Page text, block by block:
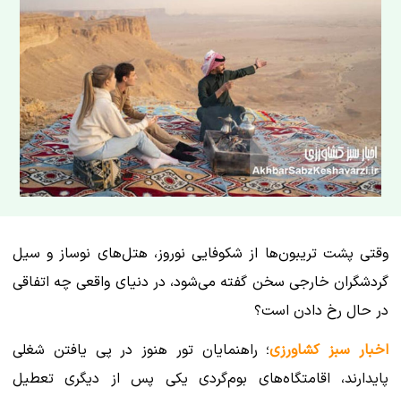
وقتی پشت تریبون‌ها از شکوفایی نوروز، هتل‌های نوساز و سیل
گردشگران خارجی سخن گفته می‌شود، در دنیای واقعی چه اتفاقی
در حال رخ دادن است؟
اخبار سبز کشاورزی؛ راهنمایان تور هنوز در پی یافتن شغلی
پایدارند، اقامتگاه‌های بوم‌گردی یکی پس از دیگری تعطیل